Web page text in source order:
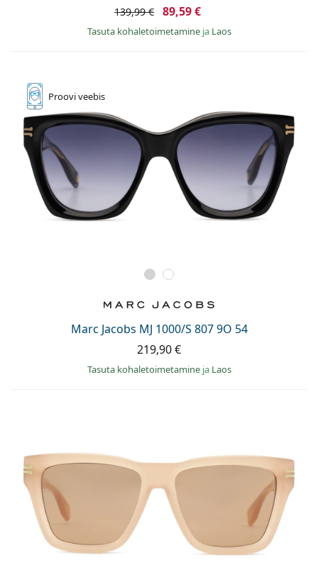
139,99 € 89,59 €
Tasuta kohaletoimetamine ja Laos
Prooviveebis
Marc Jacobs MJ 1000/S 807 9O 54
219,90 €
Tasuta kohaletoimetamine ja Laos